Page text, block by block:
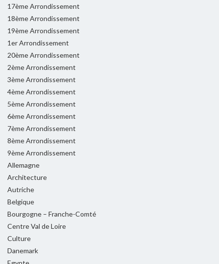
17ème Arrondissement
18ème Arrondissement
19ème Arrondissement
1er Arrondissement
20ème Arrondissement
2ème Arrondissement
3ème Arrondissement
4ème Arrondissement
5ème Arrondissement
6ème Arrondissement
7ème Arrondissement
8ème Arrondissement
9ème Arrondissement
Allemagne
Architecture
Autriche
Belgique
Bourgogne – Franche-Comté
Centre Val de Loire
Culture
Danemark